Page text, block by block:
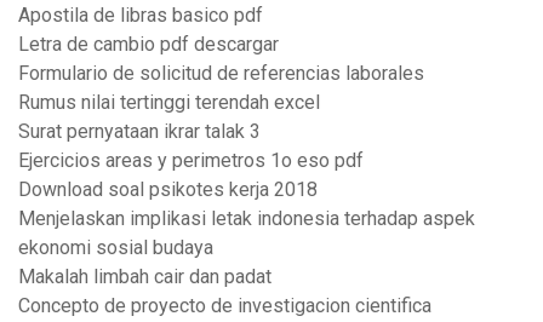
Apostila de libras basico pdf
Letra de cambio pdf descargar
Formulario de solicitud de referencias laborales
Rumus nilai tertinggi terendah excel
Surat pernyataan ikrar talak 3
Ejercicios areas y perimetros 1o eso pdf
Download soal psikotes kerja 2018
Menjelaskan implikasi letak indonesia terhadap aspek
ekonomi sosial budaya
Makalah limbah cair dan padat
Concepto de proyecto de investigacion cientifica